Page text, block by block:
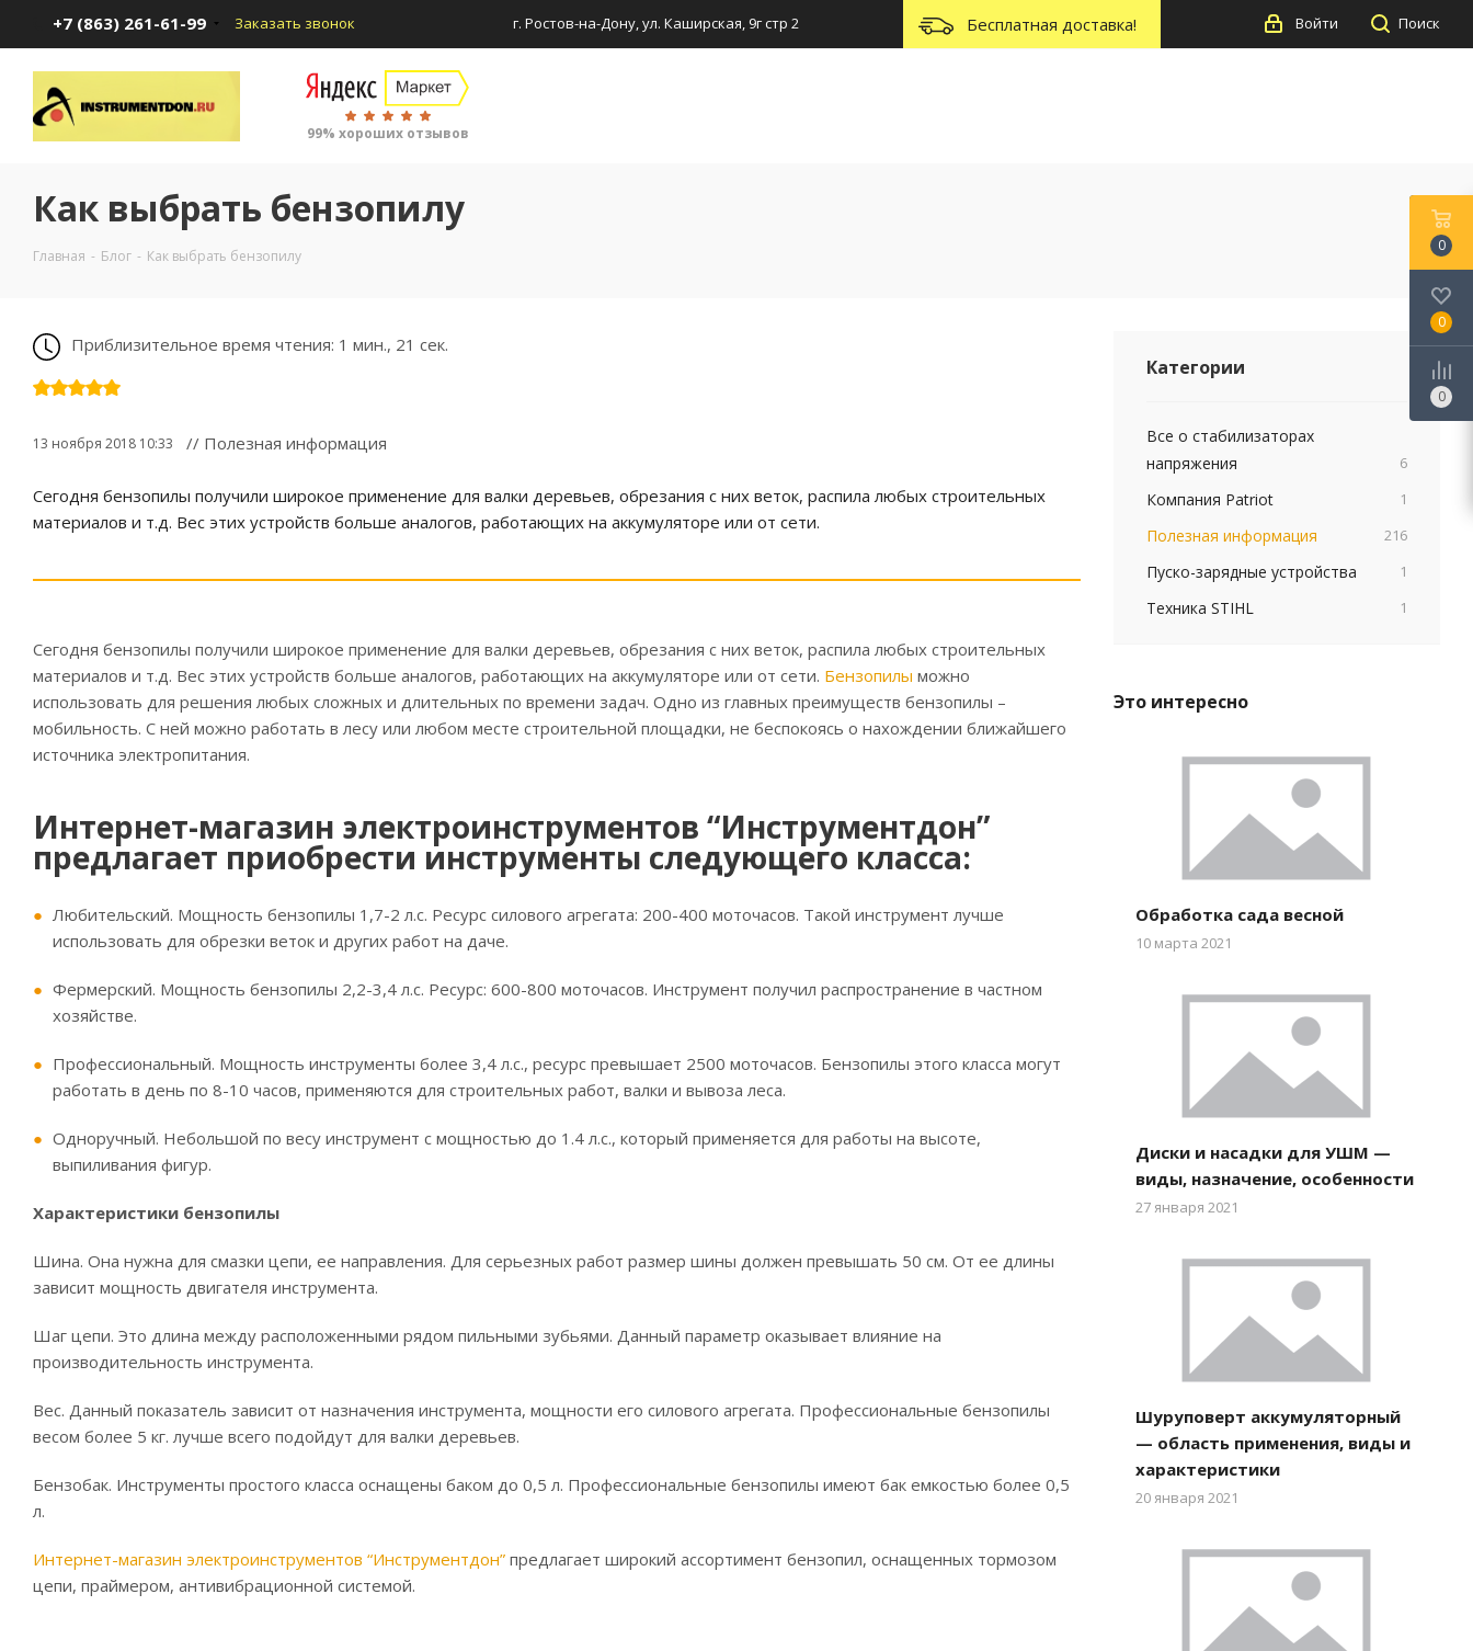
+7 (863) 261-61-99 Заказать звонок г. Ростов-на-Дону, ул. Каширская, 9г стр 2 Бесплатная доставка! Поиск
Войти
99% хороших отзывов
Как выбрать бензопилу
Главная - Блог - Как выбрать бензопилу
Приблизительное время чтения: 1 мин., 21 сек.
13 ноября 2018 10:33 // Полезная информация
Сегодня бензопилы получили широкое применение для валки деревьев, обрезания с них веток, распила любых строительных
материалов и т.д. Вес этих устройств больше аналогов, работающих на аккумуляторе или от сети.
Сегодня бензопилы получили широкое применение для валки деревьев, обрезания с них веток, распила любых строительных
материалов и т.д. Вес этих устройств больше аналогов, работающих на аккумуляторе или от сети. Бензопилы можно
использовать для решения любых сложных и длительных по времени задач. Одно из главных преимуществ бензопилы –
мобильность. С ней можно работать в лесу или любом месте строительной площадки, не беспокоясь о нахождении ближайшего
источника электропитания.
Интернет-магазин электроинструментов “Инструментдон”
предлагает приобрести инструменты следующего класса:
Любительский. Мощность бензопилы 1,7-2 л.с. Ресурс силового агрегата: 200-400 моточасов. Такой инструмент лучше
использовать для обрезки веток и других работ на даче.
Фермерский. Мощность бензопилы 2,2-3,4 л.с. Ресурс: 600-800 моточасов. Инструмент получил распространение в частном
хозяйстве.
Профессиональный. Мощность инструменты более 3,4 л.с., ресурс превышает 2500 моточасов. Бензопилы этого класса могут
работать в день по 8-10 часов, применяются для строительных работ, валки и вывоза леса.
Одноручный. Небольшой по весу инструмент с мощностью до 1.4 л.с., который применяется для работы на высоте,
выпиливания фигур.
Характеристики бензопилы
Шина. Она нужна для смазки цепи, ее направления. Для серьезных работ размер шины должен превышать 50 см. От ее длины
зависит мощность двигателя инструмента.
Шаг цепи. Это длина между расположенными рядом пильными зубьями. Данный параметр оказывает влияние на
производительность инструмента.
Вес. Данный показатель зависит от назначения инструмента, мощности его силового агрегата. Профессиональные бензопилы
весом более 5 кг. лучше всего подойдут для валки деревьев.
Бензобак. Инструменты простого класса оснащены баком до 0,5 л. Профессиональные бензопилы имеют бак емкостью более 0,5
л.
Интернет-магазин электроинструментов “Инструментдон” предлагает широкий ассортимент бензопил, оснащенных тормозом
цепи, праймером, антивибрационной системой.
Категории
Все о стабилизаторах
напряжения
6
Компания Patriot 1
Полезная информация 216
Пуско-зарядные устройства 1
Техника STIHL 1
Это интересно
Обработка сада весной
10 марта 2021
Диски и насадки для УШМ —
виды, назначение, особенности
27 января 2021
Шуруповерт аккумуляторный
— область применения, виды и
характеристики
20 января 2021
0
0
0